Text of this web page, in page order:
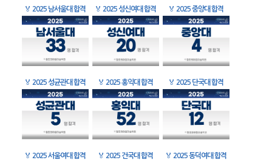
🏅 2025 남서울대 합격 🏅 2025 성신여대 합격 🏅 2025 중앙대 합격
🏅 2025 성균관대 합격 🏅 2025 홍익대 합격 🏅 2025 단국대 합격
🏅 2025 서울여대 합격 🏅 2025 건국대 합격 🏅 2025 동덕여대 합격